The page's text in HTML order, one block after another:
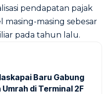
pendapatan pajak
masing-masing sebesar
pada tahun lalu.
Baru Gabung
Umrah di Terminal 2F